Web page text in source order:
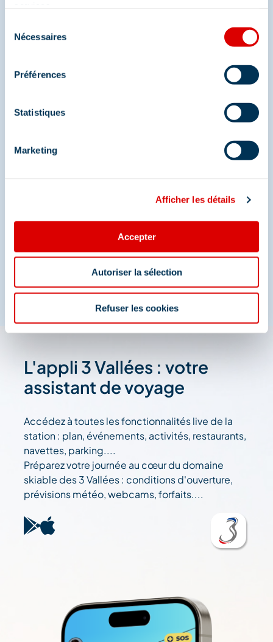
Nécessaires
Préférences
Statistiques
Marketing
Afficher les détails
Accepter
Autoriser la sélection
Refuser les cookies
Et retrouvez-nous sur les réseaux sociaux
L'appli 3 Vallées : votre
assistant de voyage
Accédez à toutes les fonctionnalités live de la
station : plan, événements, activités, restaurants,
navettes, parking....
Préparez votre journée au cœur du domaine
skiable des 3 Vallées : conditions d'ouverture,
prévisions météo, webcams, forfaits....